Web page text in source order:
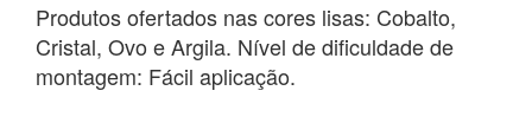
Produtos ofertados nas cores lisas: Cobalto,
Cristal, Ovo e Argila. Nível de dificuldade de
montagem: Fácil aplicação.